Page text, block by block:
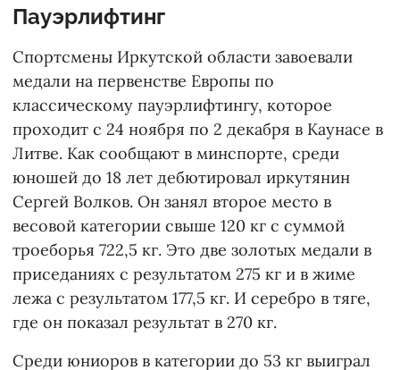
Пауэрлифтинг
Спортсмены Иркутской области завоевали
медали на первенстве Европы по
классическому пауэрлифтингу, которое
проходит с 24 ноября по 2 декабря в Каунасе в
Литве. Как сообщают в минспорте, среди
юношей до 18 лет дебютировал иркутянин
Сергей Волков. Он занял второе место в
весовой категории свыше 120 кг с суммой
троеборья 722,5 кг. Это две золотых медали в
приседаниях с результатом 275 кг и в жиме
лежа с результатом 177,5 кг. И серебро в тяге,
где он показал результат в 270 кг.
Среди юниоров в категории до 53 кг выиграл